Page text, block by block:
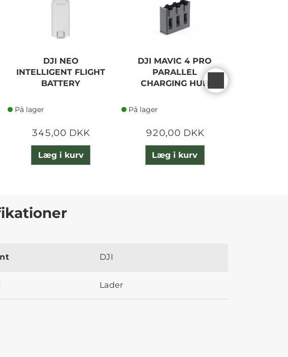
DJI NEO
INTELLIGENT FLIGHT
BATTERY
På lager
345,00 DKK
Læg i kurv
DJI MAVIC 4 PRO
PARALLEL
CHARGING HUB
På lager
920,00 DKK
Læg i kurv
DJI
Lader